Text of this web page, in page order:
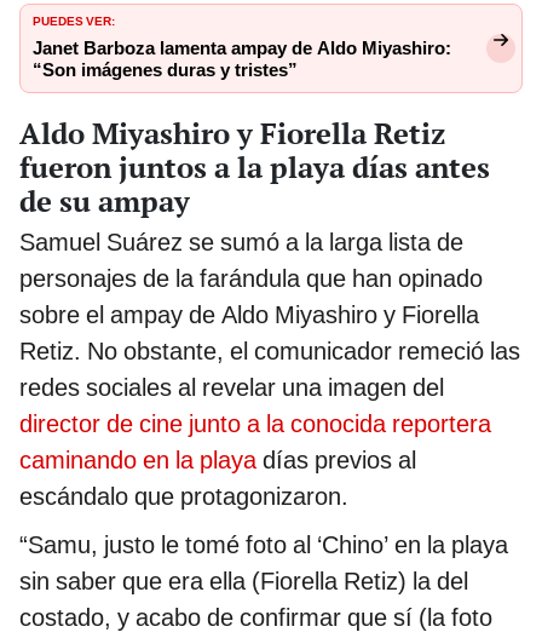
PUEDES VER:
Janet Barboza lamenta ampay de Aldo Miyashiro:
“Son imágenes duras y tristes”
Aldo Miyashiro y Fiorella Retiz
fueron juntos a la playa días antes
de su ampay
Samuel Suárez se sumó a la larga lista de
personajes de la farándula que han opinado
sobre el ampay de Aldo Miyashiro y Fiorella
Retiz. No obstante, el comunicador remeció las
redes sociales al revelar una imagen del
director de cine junto a la conocida reportera
caminando en la playadías previos al
escándalo que protagonizaron.
“Samu, justo le tomé foto al ‘Chino’ en la playa
sin saber que era ella (Fiorella Retiz) la del
costado, y acabo de confirmar que sí (la foto